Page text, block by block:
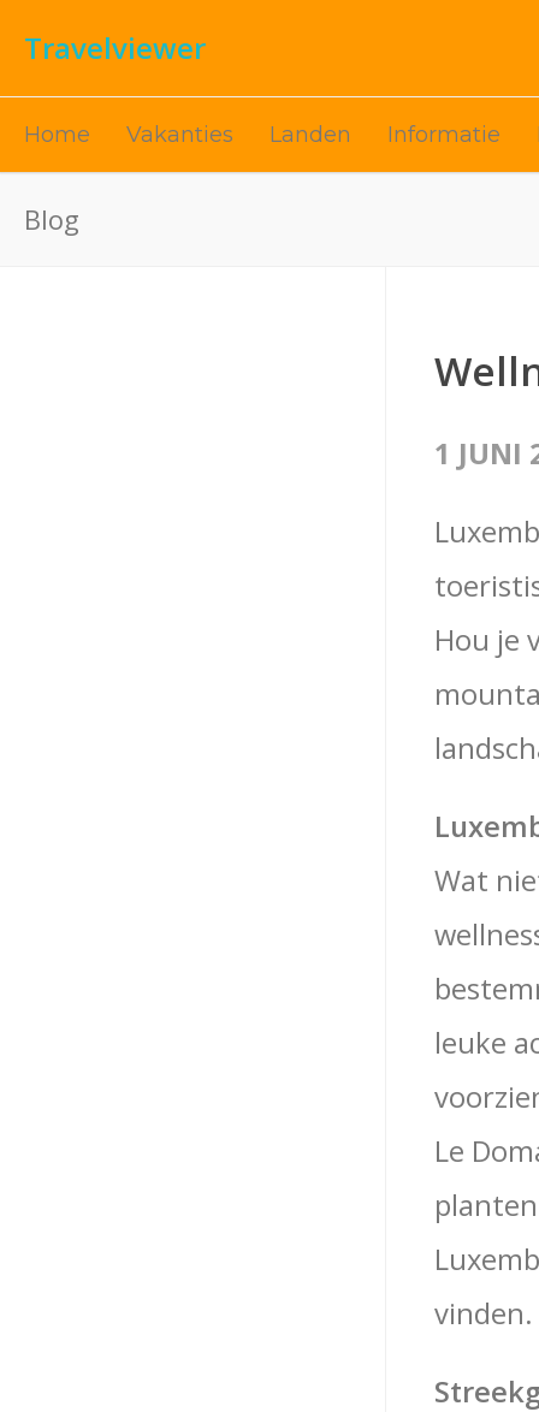
Travelviewer
Home Vakanties Landen Informatie
Blog
1 JUNI
Hou je
Wat
leuke
Le
vinden.